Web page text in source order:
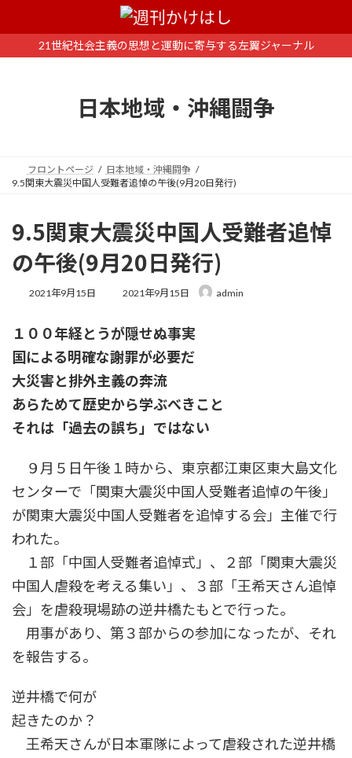
ン
ー
21世紀社会主義の思想と運動に寄与する左翼ジャーナル
日本地域・沖縄闘争
フロントページ
日本地域・沖縄闘争
9.5関東大震災中国人受難者追悼の午後(9月20日発行)
9.5関東大震災中国人受難者追悼
の午後(9月20日発行)
2021年9月15日
最
新
時
:
2021年9月15日 admin
１００年経とうが隠せぬ事実
国による明確な謝罪が必要だ
大災害と排外主義の奔流
あらためて歴史から学ぶべきこと
それは「過去の誤ち」ではない
９月５日午後１時から、東京都江東区東大島文化
センターで「関東大震災中国人受難者追悼の午後」
が関東大震災中国人受難者を追悼する会」主催で行
われた。
１部「中国人受難者追悼式」、２部「関東大震災
中国人虐殺を考える集い」、３部「王希天さん追悼
会」を虐殺現場跡の逆井橋たもとで行った。
用事があり、第３部からの参加になったが、それ
を報告する。
逆井橋で何が
起きたのか？
王希天さんが日本軍隊によって虐殺された逆井橋